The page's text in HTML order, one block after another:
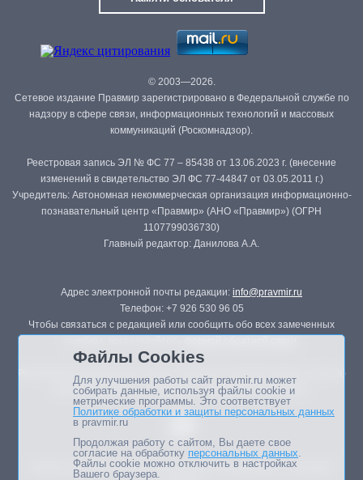
© 2003—2026.
Сетевое издание Правмир зарегистрировано в Федеральной службе по
надзору в сфере связи, информационных технологий и массовых
коммуникаций (Роскомнадзор).
Реестровая запись ЭЛ № ФС 77 – 85438 от 13.06.2023 г. (внесение
изменений в свидетельство ЭЛ ФС 77-44847 от 03.05.2011 г.)
Учредитель: Автономная некоммерческая организация информационно-
познавательный центр «Правмир» (АНО «Правмир») (ОГРН
1107799036730)
Главный редактор: Данилова А.А.
Адрес электронной почты редакции: info@pravmir.ru
Телефон: +7 926 530 96 05
Чтобы связаться с редакцией или сообщить обо всех замеченных
Републикация материалов сайта в печатных изданиях (книгах, прессе)
возможна только с письменного разрешения редакции.
Мнение авторов статей портала может не совпадать с позицией
Файлы Cookies
Для улучшения работы сайт pravmir.ru может
собирать данные, используя файлы cookie и
метрические программы. Это соответствует
Политике обработки и защиты персональных данных
в pravmir.ru
Продолжая работу с сайтом, Вы даете свое
согласие на обработку персональных данных.
Файлы cookie можно отключить в настройках
Вашего браузера.